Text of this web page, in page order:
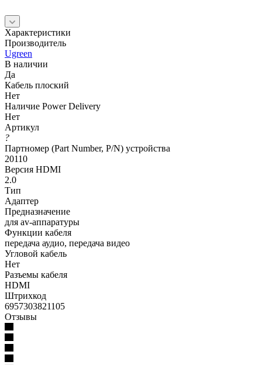
Характеристики
Производитель
Ugreen
В наличии
Да
Кабель плоский
Нет
Наличие Power Delivery
Нет
Артикул
?
Партномер (Part Number, P/N) устройства
20110
Версия HDMI
2.0
Тип
Адаптер
Предназначение
для av-аппаратуры
Функции кабеля
передача аудио, передача видео
Угловой кабель
Нет
Разъемы кабеля
HDMI
Штрихкод
6957303821105
Отзывы